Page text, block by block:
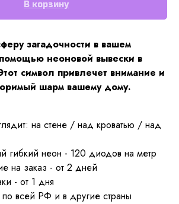
В корзину
загадочности в вашем
помощью неоновой вывески в
символ привлечет внимание и
шарм вашему дому.
на стене / над кроватью / над
гибкий неон - 120 диодов на метр
на заказ - от 2 дней
- от 1 дня
всей РФ и в другие страны